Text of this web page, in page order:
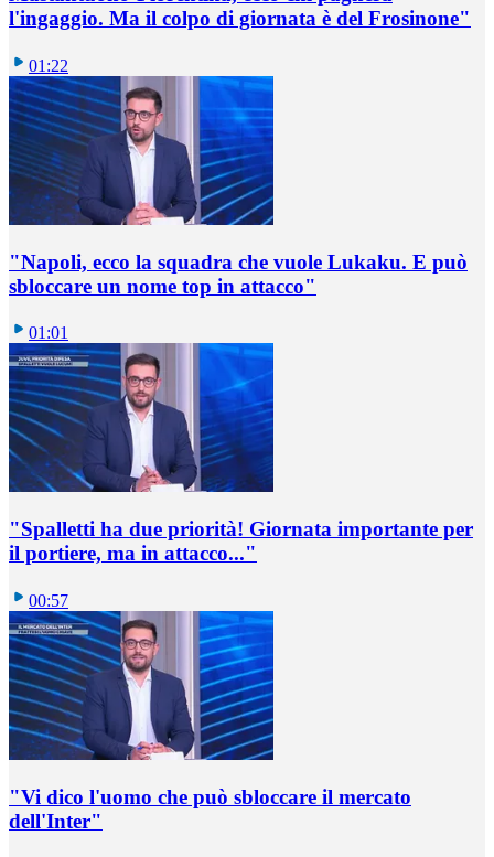
l'ingaggio. Ma il colpo di giornata è del Frosinone"
01:22
"Napoli, ecco la squadra che vuole Lukaku. E può
sbloccare un nome top in attacco"
01:01
"Spalletti ha due priorità! Giornata importante per
il portiere, ma in attacco..."
00:57
"Vi dico l'uomo che può sbloccare il mercato
dell'Inter"